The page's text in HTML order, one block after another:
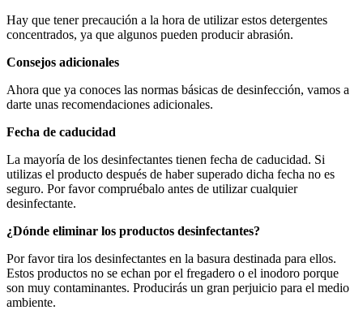
Hay que tener precaución a la hora de utilizar estos detergentes
concentrados, ya que algunos pueden producir abrasión.
Consejos adicionales
Ahora que ya conoces las normas básicas de desinfección, vamos a
darte unas recomendaciones adicionales.
Fecha de caducidad
La mayoría de los desinfectantes tienen fecha de caducidad. Si
utilizas el producto después de haber superado dicha fecha no es
seguro. Por favor compruébalo antes de utilizar cualquier
desinfectante.
¿Dónde eliminar los productos desinfectantes?
Por favor tira los desinfectantes en la basura destinada para ellos.
Estos productos no se echan por el fregadero o el inodoro porque
son muy contaminantes. Producirás un gran perjuicio para el medio
ambiente.